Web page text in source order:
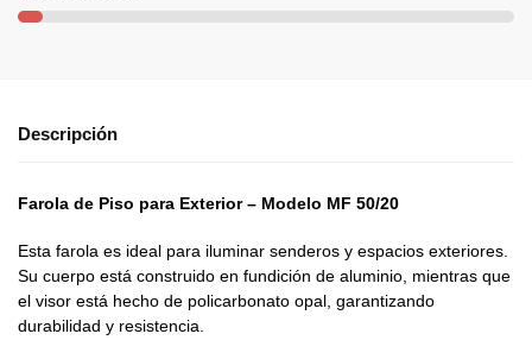
Descripción
Farola de Piso para Exterior – Modelo MF 50/20
Esta farola es ideal para iluminar senderos y espacios exteriores.
Su cuerpo está construido en fundición de aluminio, mientras que
el visor está hecho de policarbonato opal, garantizando
durabilidad y resistencia.